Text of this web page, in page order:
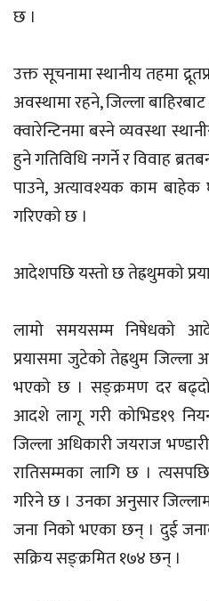
छ ।
उक्त सूचनामा स्थानीय तहमा
अवस्थामा रहने, जिल्ला
क्वारेन्टिनमा बस्ने व्यवस्था
हुने गतिविधि नगर्ने र विवाह
पाउने, अत्यावश्यक काम बाहेक
गरिएको छ ।
आदेशपछि यस्तो छ तेह्रथुमको
लामो समयसम्म निषेधको
प्रयासमा जुटेको तेह्रथुम जिल्ला
भएको छ । सङ्क्रमण दर बढ्दो
आदशे लागू गरी कोभिड­१९
जिल्ला अधिकारी जयराज
रातिसम्मका लागि छ ।
गरिने छ । उनका अनुसार
जना निको भएका छन् । दुई
सक्रिय सङ्क्रमित १७४ छन् ।